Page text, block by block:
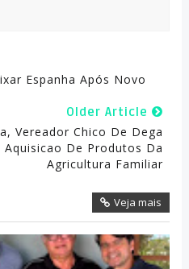
Espanha Após Novo
Older Article
Vereador Chico De Dega
Aquisicao De Produtos Da
Agricultura Familiar
Veja mais